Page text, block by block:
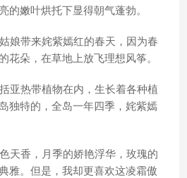
的嫩叶烘托下显得朝气蓬勃。
娘带来姹紫嫣红的春天，因为春
花朵，在草地上放飞理想风筝。
亚热带植物在内，生长着各种植
独特的，全岛一年四季，姹紫嫣
天香，月季的娇艳浮华，玫瑰的
雅。但是，我却更喜欢这凌霜傲